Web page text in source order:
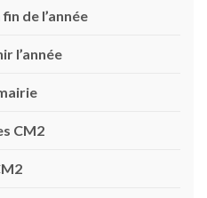
de l’année
l’année
CM2